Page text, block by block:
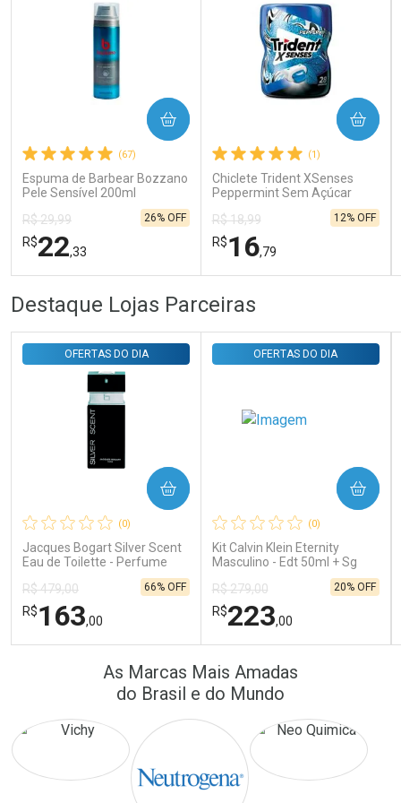
Ativar Desconto
Comprar sem Desconto
Por R$ 31,35/cada
Comprar sem Desconto
Por R$ 31,35/cada
(67)
Espuma de Barbear Bozzano
Pele Sensível 200ml
R$ 29,99
R$22,33
26% OFF
COMPRAR
FECHAR
Laboratório
Comprar sem Desconto
Por R$ 22,33/cada
FECHAR
Por Menos
Comprar sem Desconto
Por R$ 22,33/cada
(1)
Chiclete Trident XSenses
Peppermint Sem Açúcar
R$ 18,99
R$16,79
12% OFF
COMPRAR
Comprar sem Desconto
Por R$ 16,79/cada
Por Menos
Comprar sem Desconto
Por R$ 16,79/cada
Destaque Lojas Parceiras
(0)
Jacques Bogart Silver Scent
Eau de Toilette - Perfume
OFERTAS DO DIA
R$ 479,00
R$163,00
66% OFF
COMPRAR
FECHAR
FECHAR
Por Menos
(0)
Kit Calvin Klein Eternity
Masculino - Edt 50ml + Sg
OFERTAS DO DIA
R$ 279,00
R$223,00
20% OFF
COMPRAR
Laboratório
Por Menos
As Marcas Mais Amadas
do Brasil e do Mundo